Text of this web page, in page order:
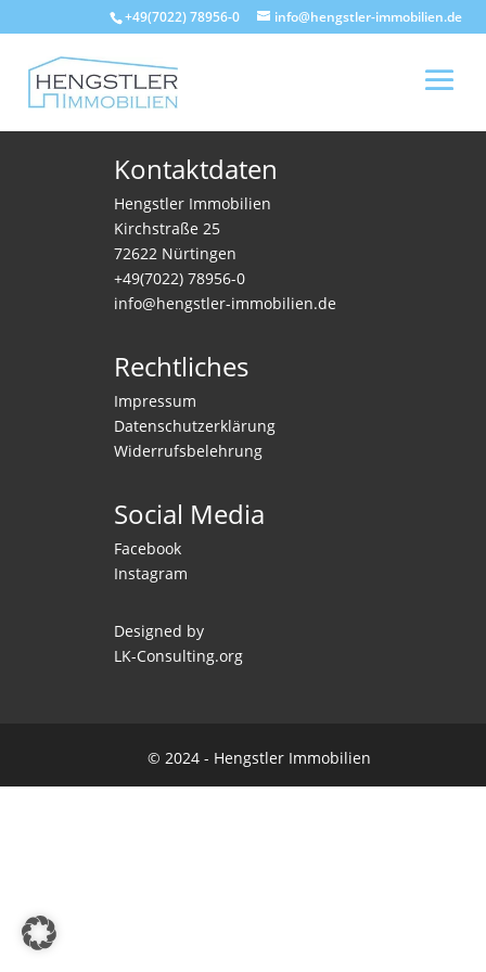
+49(7022) 78956-0 info@hengstler-immobilien.de
Kontaktdaten
Hengstler Immobilien
Kirchstraße 25
72622 Nürtingen
+49(7022) 78956-0
info@hengstler-immobilien.de
Rechtliches
Impressum
Datenschutzerklärung
Widerrufsbelehrung
Social Media
Facebook
Instagram
Designed by
LK-Consulting.org
© 2024 - Hengstler Immobilien